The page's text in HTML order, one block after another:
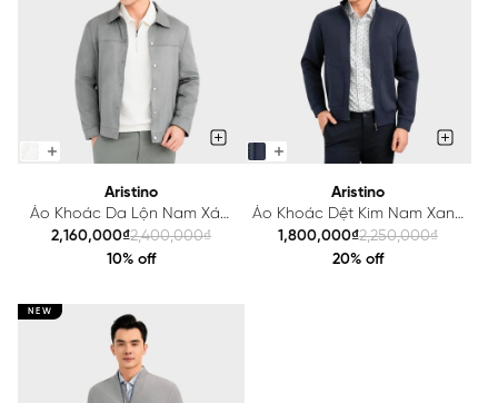
Aristino
Áo Khoác Da Lộn Nam Xám
Aristino Regular Fit
AJK006EDP01
2,160,000₫2,400,000₫
10% off
Aristino
Áo Khoác Dệt Kim Nam Xanh
Tím Than Aristino Regular Fit
AJK001EDP01
1,800,000₫2,250,000₫
20% off
NEW